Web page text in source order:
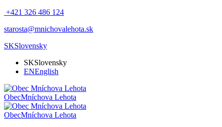
+421 326 486 124
starosta@mnichovalehota.sk
SKSlovensky
SKSlovensky
ENEnglish
ObecMníchova Lehota
ObecMníchova Lehota